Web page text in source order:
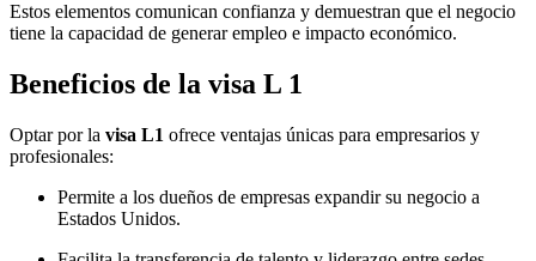
Estos elementos comunican confianza y demuestran que el negocio
tiene la capacidad de generar empleo e impacto económico.
Beneficios de la visa L 1
Optar por la visa L1 ofrece ventajas únicas para empresarios y
profesionales:
Permite a los dueños de empresas expandir su negocio a
Estados Unidos.